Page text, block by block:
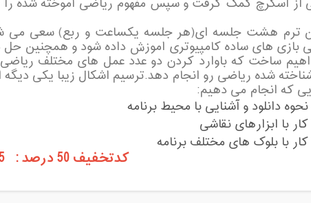
ترم هشت جلسه ای(هر جلسه یکساعت و ربع) سعی می
بازی های ساده کامپیوتری اموزش داده شود و همچنین حل
ساخت که باوارد کردن دو عدد عمل های مختلف
شده ریاضی رو انجام دهد.ترسیم اشکال زیبا یکی دیگه
که انجام می دهیم:
نحوه دانلود و آشنایی با محیط برنامه
کار با ابزارهای نقاشی
کار با بلوک های مختلف برنامه
کدتخفیف 50 درصد : 2315